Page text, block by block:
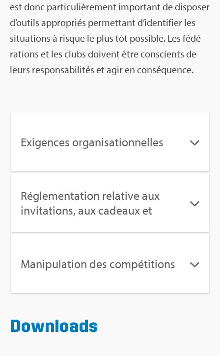
est donc par­ti­cu­liè­re­ment impor­tant de dis­po­ser
d’ou­tils appro­priés per­met­tant d’iden­ti­fier les
situa­tions à risque le plus tôt pos­sible. Les fédé­
ra­tions et les clubs doivent être conscients de
leurs res­pon­sa­bi­li­tés et agir en consé­quence.
Exi­gences orga­ni­sa­tion­nelles
Régle­men­ta­tion rela­tive aux
invi­ta­tions, aux cadeaux et
Mani­pu­la­tion des com­pé­ti­tions
Down­loads